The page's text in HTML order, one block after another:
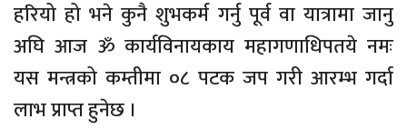
हरियो हो भने कुनै शुभकर्म गर्नु पूर्व वा यात्रामा जानु
अघि आज ॐ कार्यविनायकाय महागणाधिपतये नमः
यस मन्त्रको कम्तीमा ०८ पटक जप गरी आरम्भ गर्दा
लाभ प्राप्त हुनेछ ।